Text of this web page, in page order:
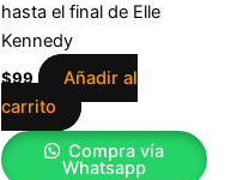
hasta el final de Elle
Kennedy
$99
Añadir al
carrito
Compra vía
Whatsapp